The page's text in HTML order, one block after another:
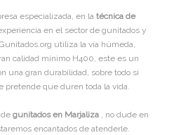
especializada, en la técnica de
en el sector de gunitados y
utiliza la vía húmeda,
calidad mínimo H400, este es un
una gran durabilidad, sobre todo si
pretende que duren toda la vida.
gunitados en Marjaliza , no dude en
encantados de atenderle.